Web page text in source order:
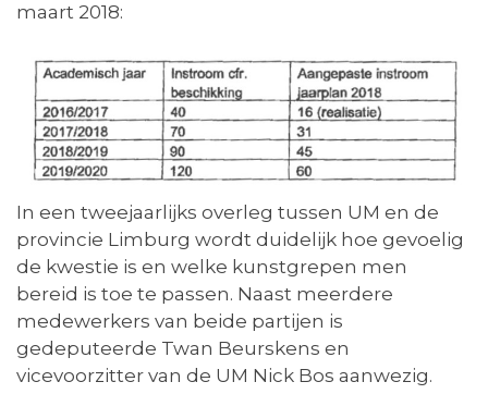
maart 2018:
In een tweejaarlijks overleg tussen UM en de
provincie Limburg wordt duidelijk hoe gevoelig
de kwestie is en welke kunstgrepen men
bereid is toe te passen. Naast meerdere
medewerkers van beide partijen is
gedeputeerde Twan Beurskens en
vicevoorzitter van de UM Nick Bos aanwezig.